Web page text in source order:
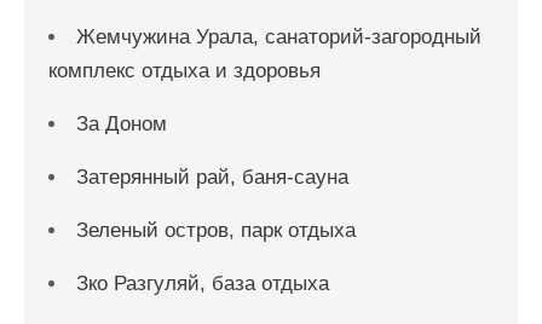
Жемчужина Урала, санаторий-загородный
комплекс отдыха и здоровья
За Доном
Затерянный рай, баня-сауна
Зеленый остров, парк отдыха
Зко Разгуляй, база отдыха